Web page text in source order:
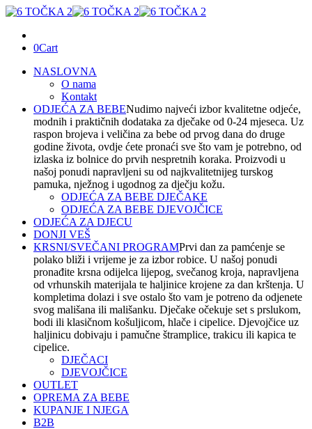
0Cart
NASLOVNA
O nama
Kontakt
ODJEĆA ZA BEBENudimo najveći izbor kvalitetne odjeće,
modnih i praktičnih dodataka za dječake od 0-24 mjeseca. Uz
raspon brojeva i veličina za bebe od prvog dana do druge
godine života, ovdje ćete pronaći sve što vam je potrebno, od
izlaska iz bolnice do prvih nespretnih koraka. Proizvodi u
našoj ponudi napravljeni su od najkvalitetnijeg turskog
pamuka, nježnog i ugodnog za dječju kožu.
ODJEĆA ZA BEBE DJEČAKE
ODJEĆA ZA BEBE DJEVOJČICE
ODJEĆA ZA DJECU
DONJI VEŠ
KRSNI/SVEČANI PROGRAMPrvi dan za pamćenje se
polako bliži i vrijeme je za izbor robice. U našoj ponudi
pronađite krsna odijelca lijepog, svečanog kroja, napravljena
od vrhunskih materijala te haljinice krojene za dan krštenja. U
kompletima dolazi i sve ostalo što vam je potreno da odjenete
svog mališana ili mališanku. Dječake očekuje set s prslukom,
bodi ili klasičnom košuljicom, hlače i cipelice. Djevojčice uz
haljinicu dobivaju i pamučne štramplice, trakicu ili kapica te
cipelice.
DJEČACI
DJEVOJČICE
OUTLET
OPREMA ZA BEBE
KUPANJE I NJEGA
B2B